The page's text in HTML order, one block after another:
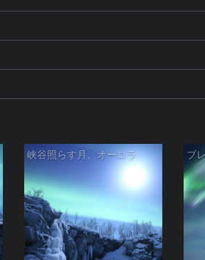
峡谷照らす月、オーロラ ブ